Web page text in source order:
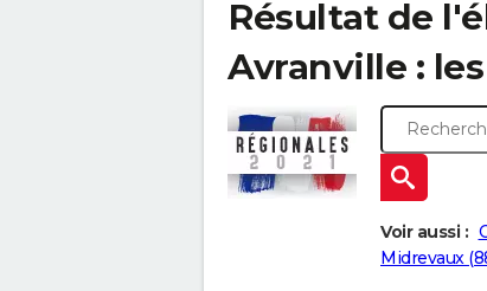
Résultat de
Avranville :
Voir aussi :
Midrevaux